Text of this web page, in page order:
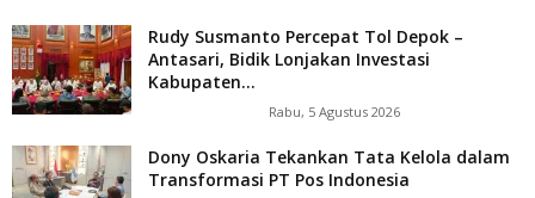
Rudy Susmanto Percepat Tol Depok –
Antasari, Bidik Lonjakan Investasi
Kabupaten...
Rabu, 5 Agustus 2026
Dony Oskaria Tekankan Tata Kelola dalam
Transformasi PT Pos Indonesia